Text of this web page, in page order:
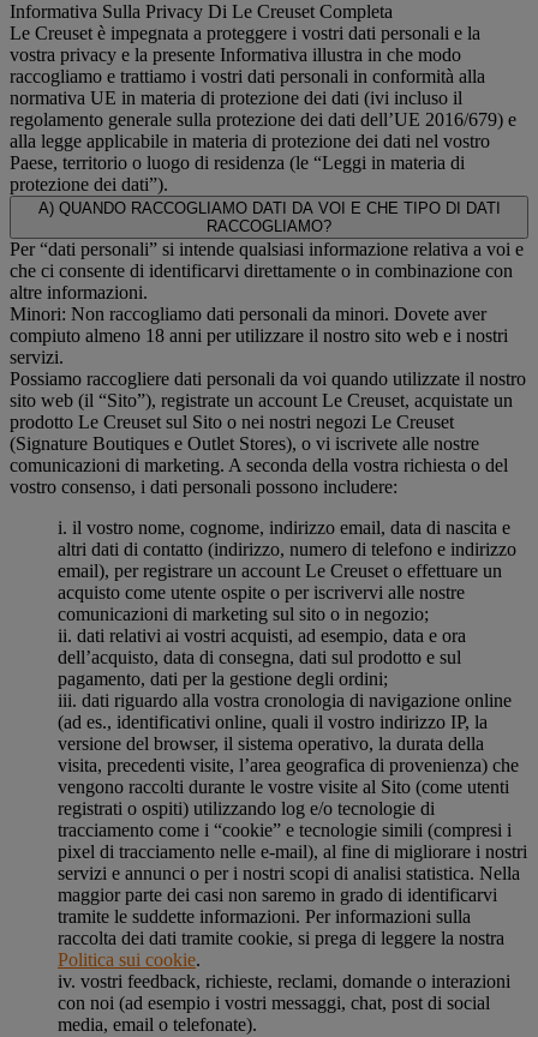
Informativa Sulla Privacy Di Le Creuset Completa
Le Creuset è impegnata a proteggere i vostri dati personali e la
vostra privacy e la presente Informativa illustra in che modo
raccogliamo e trattiamo i vostri dati personali in conformità alla
normativa UE in materia di protezione dei dati (ivi incluso il
regolamento generale sulla protezione dei dati dell’UE 2016/679) e
alla legge applicabile in materia di protezione dei dati nel vostro
Paese, territorio o luogo di residenza (le “Leggi in materia di
protezione dei dati”).
A) QUANDO RACCOGLIAMO DATI DA VOI E CHE TIPO DI DATI
RACCOGLIAMO?
Per “dati personali” si intende qualsiasi informazione relativa a voi e
che ci consente di identificarvi direttamente o in combinazione con
altre informazioni.
Minori: Non raccogliamo dati personali da minori. Dovete aver
compiuto almeno 18 anni per utilizzare il nostro sito web e i nostri
servizi.
Possiamo raccogliere dati personali da voi quando utilizzate il nostro
sito web (il “Sito”), registrate un account Le Creuset, acquistate un
prodotto Le Creuset sul Sito o nei nostri negozi Le Creuset
(Signature Boutiques e Outlet Stores), o vi iscrivete alle nostre
comunicazioni di marketing. A seconda della vostra richiesta o del
vostro consenso, i dati personali possono includere:
i. il vostro nome, cognome, indirizzo email, data di nascita e
altri dati di contatto (indirizzo, numero di telefono e indirizzo
email), per registrare un account Le Creuset o effettuare un
acquisto come utente ospite o per iscrivervi alle nostre
comunicazioni di marketing sul sito o in negozio;
ii. dati relativi ai vostri acquisti, ad esempio, data e ora
dell’acquisto, data di consegna, dati sul prodotto e sul
pagamento, dati per la gestione degli ordini;
iii. dati riguardo alla vostra cronologia di navigazione online
(ad es., identificativi online, quali il vostro indirizzo IP, la
versione del browser, il sistema operativo, la durata della
visita, precedenti visite, l’area geografica di provenienza) che
vengono raccolti durante le vostre visite al Sito (come utenti
registrati o ospiti) utilizzando log e/o tecnologie di
tracciamento come i “cookie” e tecnologie simili (compresi i
pixel di tracciamento nelle e-mail), al fine di migliorare i nostri
servizi e annunci o per i nostri scopi di analisi statistica. Nella
maggior parte dei casi non saremo in grado di identificarvi
tramite le suddette informazioni. Per informazioni sulla
raccolta dei dati tramite cookie, si prega di leggere la nostra
Politica sui cookie.
iv. vostri feedback, richieste, reclami, domande o interazioni
con noi (ad esempio i vostri messaggi, chat, post di social
media, email o telefonate).